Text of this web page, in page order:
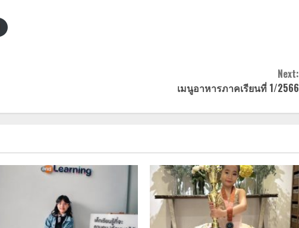
Next:
เมนูอาหารภาคเรียนที่ 1/2566